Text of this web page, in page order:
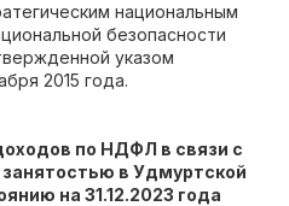
национальным
безопасности
указом
2015 года.
по НДФЛ в связи с
в Удмуртской
на 31.12.2023 года